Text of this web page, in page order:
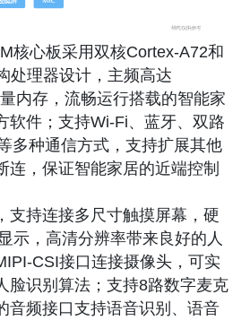
核心板采用双核Cortex-A72和
处理器设计，主频高达
内存，流畅运行搭载的智能家
软件；支持Wi-Fi、蓝牙、双路
多种通信方式，支持扩展其他
连，保证智能家居的近端控制
支持连接多尺寸触摸屏幕，硬
示，高清分辨率带来良好的人
CSI接口连接摄像头，可实
脸识别算法；支持8路数字麦克
音频接口支持语音识别、语音